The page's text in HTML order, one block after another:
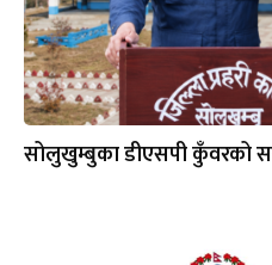
सोलुखुम्बुका डीएसपी कुँवरको